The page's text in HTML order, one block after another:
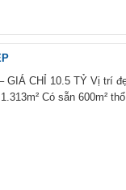
GIÁ CHỈ 10.5 TỶ Vị trí
Có sẵn 600m²